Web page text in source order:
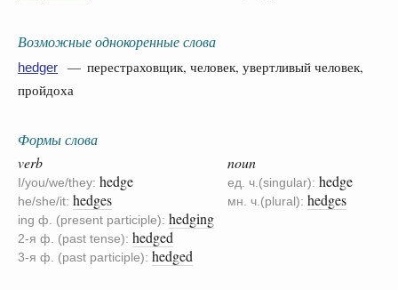
Возможные однокоренные слова
hedger
— перестраховщик, человек, увертливый человек,
пройдоха
Формы слова
verb
I/you/we/they: hedge
he/she/it: hedges
ing ф. (present participle): hedging
2-я ф. (past tense): hedged
3-я ф. (past participle): hedged
noun
ед. ч.(singular): hedge
мн. ч.(plural): hedges